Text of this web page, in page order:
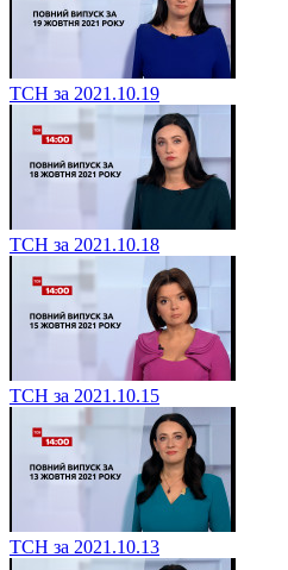
ТСН за 2021.10.19
ТСН за 2021.10.18
ТСН за 2021.10.15
ТСН за 2021.10.13